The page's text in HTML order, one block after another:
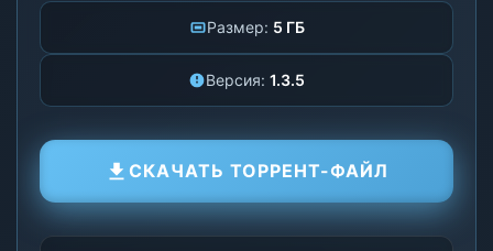
Размер: 5 ГБ
Версия: 1.3.5
СКАЧАТЬ ТОРРЕНТ-ФАЙЛ